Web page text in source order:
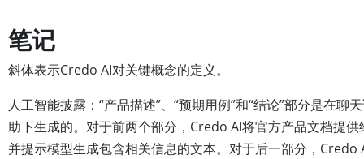
笔记
斜体表示Credo AI对关键概念的定义。
人工智能披露：“产品描述”、“预期用例”和“结论”部分是在聊
助下生成的。对于前两个部分，Credo AI将官方产品文档提
并提示模型生成包含相关信息的文本。对于后一部分，Credo